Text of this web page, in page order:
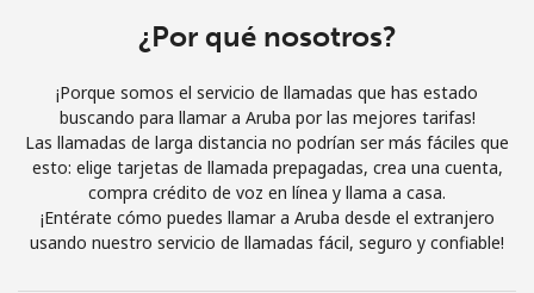
Al abrir una cuenta en este sitio web, estoy de acuerdo con
Términos y condiciones.
Únete
¡Hola!
¿Por qué nosotros?
¡Porque somos el servicio de llamadas que has estado
buscando para llamar a Aruba por las mejores tarifas!
Las llamadas de larga distancia no podrían ser más fáciles que
esto: elige tarjetas de llamada prepagadas, crea una cuenta,
compra crédito de voz en línea y llama a casa.
¡Entérate cómo puedes llamar a Aruba desde el extranjero
usando nuestro servicio de llamadas fácil, seguro y confiable!